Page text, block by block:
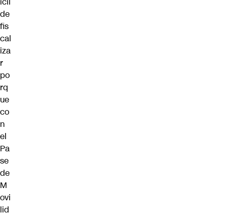
de
fis
cal
iza
r
po
rq
ue
co
n
el
Pa
se
de
M
ovi
lid